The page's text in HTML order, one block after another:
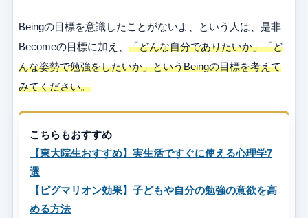
Beingの目標を意識したことがないよ、という人は、是非
Becomeの目標に加え、 「どんな自分でありたいか」「ど
んな姿勢で勉強をしたいか」というBeingの目標を考えて
みてください。
こちらもおすすめ
【東大院生おすすめ】実生活ですぐに使える心理学7
選
【ピグマリオン効果】子どもや自分の勉強の意欲を高
める方法